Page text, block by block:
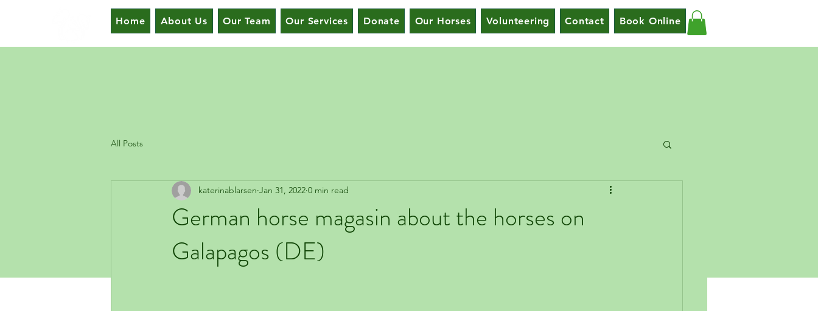
Home About Us Our Team Our Services Donate Our Horses Volunteering Contact Book Online
All Posts
German horse magasin about the horses on
Galapagos (DE)
katerinablarsen Jan 31, 2022 0 min read